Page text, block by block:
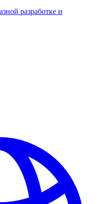
разработке и